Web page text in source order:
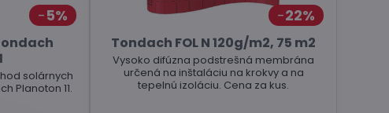
5%
solárnych
Planoton 11.
22%
Tondach FOL N 120g/m2, 75 m2
Vysoko difúzna podstrešná membrána
určená na inštaláciu na krokvy a na
tepelnú izoláciu. Cena za kus.